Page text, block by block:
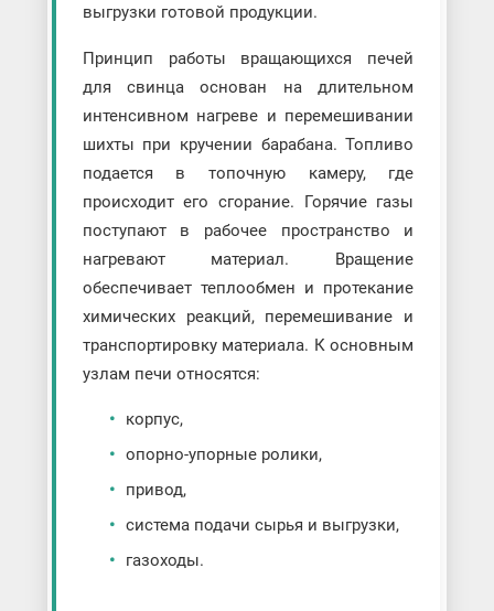
выгрузки готовой продукции.
Принцип работы вращающихся печей
для свинца основан на длительном
интенсивном нагреве и перемешивании
шихты при кручении барабана. Топливо
подается в топочную камеру, где
происходит его сгорание. Горячие газы
поступают в рабочее пространство и
нагревают материал. Вращение
обеспечивает теплообмен и протекание
химических реакций, перемешивание и
транспортировку материала. К основным
узлам печи относятся:
корпус,
опорно-упорные ролики,
привод,
система подачи сырья и выгрузки,
газоходы.